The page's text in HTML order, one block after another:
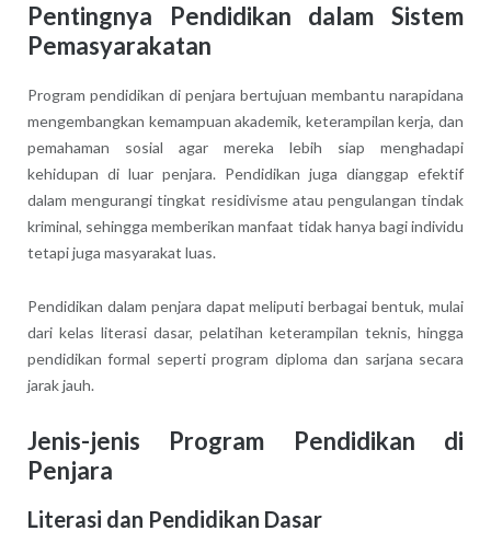
Pentingnya Pendidikan dalam Sistem
Pemasyarakatan
Program pendidikan di penjara bertujuan membantu narapidana
mengembangkan kemampuan akademik, keterampilan kerja, dan
pemahaman sosial agar mereka lebih siap menghadapi
kehidupan di luar penjara. Pendidikan juga dianggap efektif
dalam mengurangi tingkat residivisme atau pengulangan tindak
kriminal, sehingga memberikan manfaat tidak hanya bagi individu
tetapi juga masyarakat luas.
Pendidikan dalam penjara dapat meliputi berbagai bentuk, mulai
dari kelas literasi dasar, pelatihan keterampilan teknis, hingga
pendidikan formal seperti program diploma dan sarjana secara
jarak jauh.
Jenis-jenis Program Pendidikan di
Penjara
Literasi dan Pendidikan Dasar